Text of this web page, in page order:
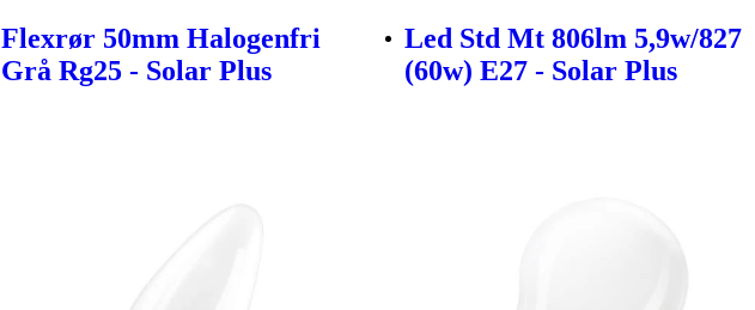
Flexrør 50mm Halogenfri
Grå Rg25 - Solar Plus
Led Std Mt 806lm 5,9w/827
(60w) E27 - Solar Plus